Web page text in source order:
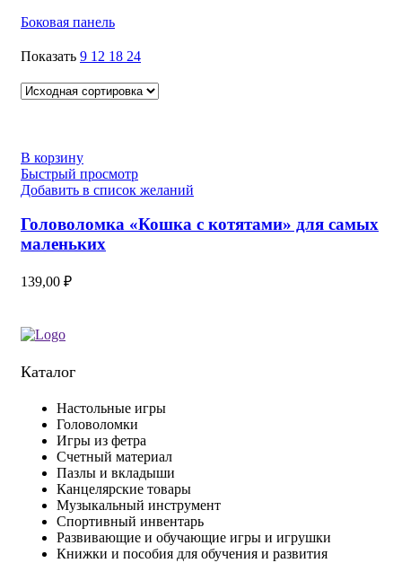
Боковая панель
Показать 9 12 18 24
В корзину
Быстрый просмотр
Добавить в список желаний
Головоломка «Кошка с котятами» для самых
маленьких
139,00 ₽
Каталог
Настольные игры
Головоломки
Игры из фетра
Счетный материал
Пазлы и вкладыши
Канцелярские товары
Музыкальный инструмент
Спортивный инвентарь
Развивающие и обучающие игры и игрушки
Книжки и пособия для обучения и развития